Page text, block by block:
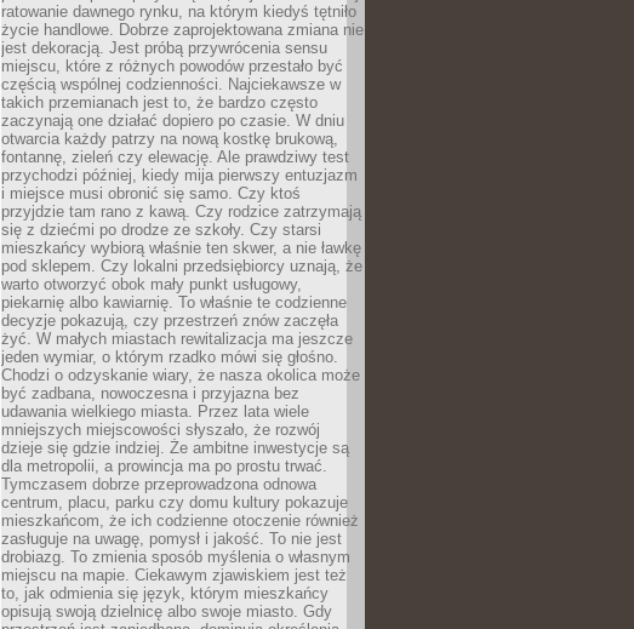
ratowanie dawnego rynku, na którym kiedyś tętniło
życie handlowe. Dobrze zaprojektowana zmiana nie
jest dekoracją. Jest próbą przywrócenia sensu
miejscu, które z różnych powodów przestało być
częścią wspólnej codzienności. Najciekawsze w
takich przemianach jest to, że bardzo często
zaczynają one działać dopiero po czasie. W dniu
otwarcia każdy patrzy na nową kostkę brukową,
fontannę, zieleń czy elewację. Ale prawdziwy test
przychodzi później, kiedy mija pierwszy entuzjazm
i miejsce musi obronić się samo. Czy ktoś
przyjdzie tam rano z kawą. Czy rodzice zatrzymają
się z dziećmi po drodze ze szkoły. Czy starsi
mieszkańcy wybiorą właśnie ten skwer, a nie ławkę
pod sklepem. Czy lokalni przedsiębiorcy uznają, że
warto otworzyć obok mały punkt usługowy,
piekarnię albo kawiarnię. To właśnie te codzienne
decyzje pokazują, czy przestrzeń znów zaczęła
żyć. W małych miastach rewitalizacja ma jeszcze
jeden wymiar, o którym rzadko mówi się głośno.
Chodzi o odzyskanie wiary, że nasza okolica może
być zadbana, nowoczesna i przyjazna bez
udawania wielkiego miasta. Przez lata wiele
mniejszych miejscowości słyszało, że rozwój
dzieje się gdzie indziej. Że ambitne inwestycje są
dla metropolii, a prowincja ma po prostu trwać.
Tymczasem dobrze przeprowadzona odnowa
centrum, placu, parku czy domu kultury pokazuje
mieszkańcom, że ich codzienne otoczenie również
zasługuje na uwagę, pomysł i jakość. To nie jest
drobiazg. To zmienia sposób myślenia o własnym
miejscu na mapie. Ciekawym zjawiskiem jest też
to, jak odmienia się język, którym mieszkańcy
opisują swoją dzielnicę albo swoje miasto. Gdy